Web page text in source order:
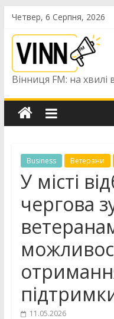
Skip
content
Четвер, 6 Серпня, 2026
Вінниця FM: на хвилі
Business Ветерани
У місті
чергова
11.05.2026